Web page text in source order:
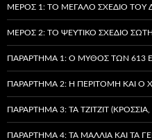
ΜΈΡΟΣ 1: ΤΟ ΜΕΓΆΛΟ ΣΧΈΔΙΟ
ΜΈΡΟΣ 2: ΤΟ ΨΕΎΤΙΚΟ ΣΧΈΔΙΟ
ΠΑΡΆΡΤΗΜΑ 1: Ο ΜΎΘΟΣ ΤΩΝ 613
ΠΑΡΆΡΤΗΜΑ 2: Η ΠΕΡΙΤΟΜΉ ΚΑΙ Ο
ΠΑΡΆΡΤΗΜΑ 3: ΤΑ TZITZIT
ΠΑΡΆΡΤΗΜΑ 4: ΤΑ ΜΑΛΛΙΆ ΚΑΙ ΤΑ